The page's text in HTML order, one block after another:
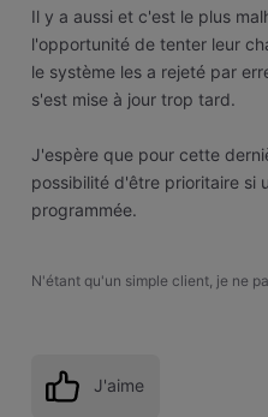
Il y a aussi et c'est le plus
l'opportunité de tenter leur
le système les a rejeté par
s'est mise à jour trop tard.
J'espère que pour cette
possibilité d'être prioritaire si
programmée.
N'étant qu'un simple client, je ne
J'aime